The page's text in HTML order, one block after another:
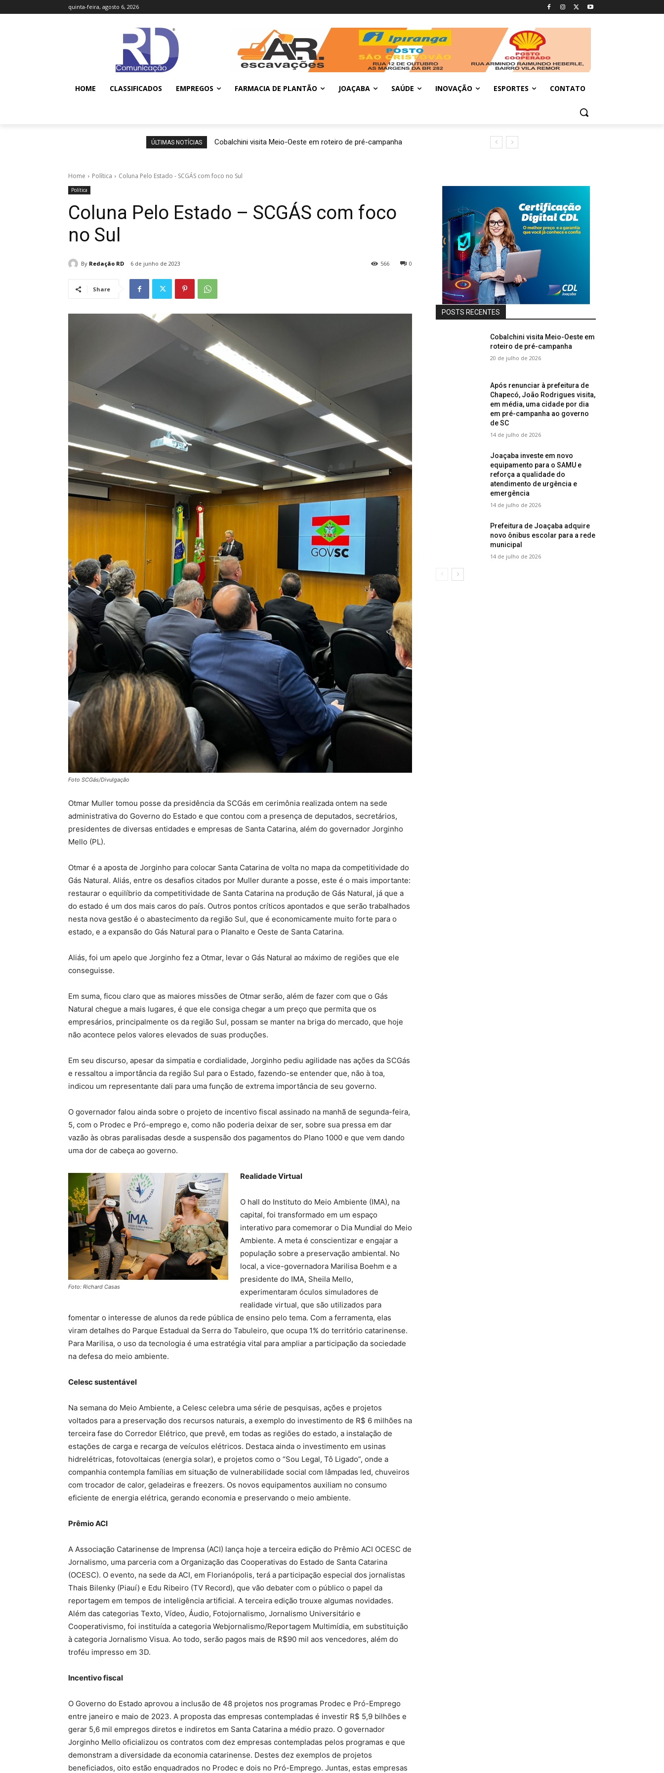
quinta-feira, agosto 6, 2026
HOME CLASSIFICADOS EMPREGOS FARMACIA DE PLANTÃO JOAÇABA SAÚDE INOVAÇÃO ESPORTES CONTATO
ÚLTIMAS NOTÍCIAS Cobalchini visita Meio-Oeste em roteiro de pré-campanha
Home Política Coluna Pelo Estado - SCGÁS com foco no Sul
Política
Coluna Pelo Estado – SCGÁS com foco
no Sul
By Redação RD 6 de junho de 2023 0
566
Share
Foto SCGás/Divulgação
Otmar Muller tomou posse da presidência da SCGás em cerimônia realizada ontem na sede
administrativa do Governo do Estado e que contou com a presença de deputados, secretários,
presidentes de diversas entidades e empresas de Santa Catarina, além do governador Jorginho
Mello (PL).
Otmar é a aposta de Jorginho para colocar Santa Catarina de volta no mapa da competitividade do
Gás Natural. Aliás, entre os desafios citados por Muller durante a posse, este é o mais importante:
restaurar o equilíbrio da competitividade de Santa Catarina na produção de Gás Natural, já que a
do estado é um dos mais caros do país. Outros pontos críticos apontados e que serão trabalhados
nesta nova gestão é o abastecimento da região Sul, que é economicamente muito forte para o
estado, e a expansão do Gás Natural para o Planalto e Oeste de Santa Catarina.
Aliás, foi um apelo que Jorginho fez a Otmar, levar o Gás Natural ao máximo de regiões que ele
conseguisse.
Em suma, ficou claro que as maiores missões de Otmar serão, além de fazer com que o Gás
Natural chegue a mais lugares, é que ele consiga chegar a um preço que permita que os
empresários, principalmente os da região Sul, possam se manter na briga do mercado, que hoje
não acontece pelos valores elevados de suas produções.
Em seu discurso, apesar da simpatia e cordialidade, Jorginho pediu agilidade nas ações da SCGás
e ressaltou a importância da região Sul para o Estado, fazendo-se entender que, não à toa,
indicou um representante dali para uma função de extrema importância de seu governo.
O governador falou ainda sobre o projeto de incentivo fiscal assinado na manhã de segunda-feira,
5, com o Prodec e Pró-emprego e, como não poderia deixar de ser, sobre sua pressa em dar
vazão às obras paralisadas desde a suspensão dos pagamentos do Plano 1000 e que vem dando
uma dor de cabeça ao governo.
Foto: Richard Casas
Realidade Virtual
O hall do Instituto do Meio Ambiente (IMA), na
capital, foi transformado em um espaço
interativo para comemorar o Dia Mundial do Meio
Ambiente. A meta é conscientizar e engajar a
população sobre a preservação ambiental. No
local, a vice-governadora Marilisa Boehm e a
presidente do IMA, Sheila Mello,
experimentaram óculos simuladores de
realidade virtual, que são utilizados para
fomentar o interesse de alunos da rede pública de ensino pelo tema. Com a ferramenta, elas
viram detalhes do Parque Estadual da Serra do Tabuleiro, que ocupa 1% do território catarinense.
Para Marilisa, o uso da tecnologia é uma estratégia vital para ampliar a participação da sociedade
na defesa do meio ambiente.
Celesc sustentável
Na semana do Meio Ambiente, a Celesc celebra uma série de pesquisas, ações e projetos
voltados para a preservação dos recursos naturais, a exemplo do investimento de R$ 6 milhões na
terceira fase do Corredor Elétrico, que prevê, em todas as regiões do estado, a instalação de
estações de carga e recarga de veículos elétricos. Destaca ainda o investimento em usinas
hidrelétricas, fotovoltaicas (energia solar), e projetos como o “Sou Legal, Tô Ligado”, onde a
companhia contempla famílias em situação de vulnerabilidade social com lâmpadas led, chuveiros
com trocador de calor, geladeiras e freezers. Os novos equipamentos auxiliam no consumo
eficiente de energia elétrica, gerando economia e preservando o meio ambiente.
Prêmio ACI
A Associação Catarinense de Imprensa (ACI) lança hoje a terceira edição do Prêmio ACI OCESC de
Jornalismo, uma parceria com a Organização das Cooperativas do Estado de Santa Catarina
(OCESC). O evento, na sede da ACI, em Florianópolis, terá a participação especial dos jornalistas
Thais Bilenky (Piauí) e Edu Ribeiro (TV Record), que vão debater com o público o papel da
reportagem em tempos de inteligência artificial. A terceira edição trouxe algumas novidades.
Além das categorias Texto, Vídeo, Áudio, Fotojornalismo, Jornalismo Universitário e
Cooperativismo, foi instituída a categoria Webjornalismo/Reportagem Multimídia, em substituição
à categoria Jornalismo Visua. Ao todo, serão pagos mais de R$90 mil aos vencedores, além do
troféu impresso em 3D.
Incentivo fiscal
O Governo do Estado aprovou a inclusão de 48 projetos nos programas Prodec e Pró-Emprego
entre janeiro e maio de 2023. A proposta das empresas contempladas é investir R$ 5,9 bilhões e
gerar 5,6 mil empregos diretos e indiretos em Santa Catarina a médio prazo. O governador
Jorginho Mello oficializou os contratos com dez empresas contempladas pelos programas e que
demonstram a diversidade da economia catarinense. Destes dez exemplos de projetos
beneficiados, oito estão enquadrados no Prodec e dois no Pró-Emprego. Juntas, estas empresas
POSTS RECENTES
Cobalchini visita Meio-Oeste em
roteiro de pré-campanha
20 de julho de 2026
Após renunciar à prefeitura de
Chapecó, João Rodrigues visita,
em média, uma cidade por dia
em pré-campanha ao governo
de SC
14 de julho de 2026
Joaçaba investe em novo
equipamento para o SAMU e
reforça a qualidade do
atendimento de urgência e
emergência
14 de julho de 2026
Prefeitura de Joaçaba adquire
novo ônibus escolar para a rede
municipal
14 de julho de 2026